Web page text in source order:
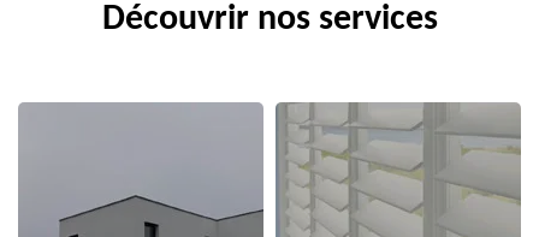
Découvrir nos services